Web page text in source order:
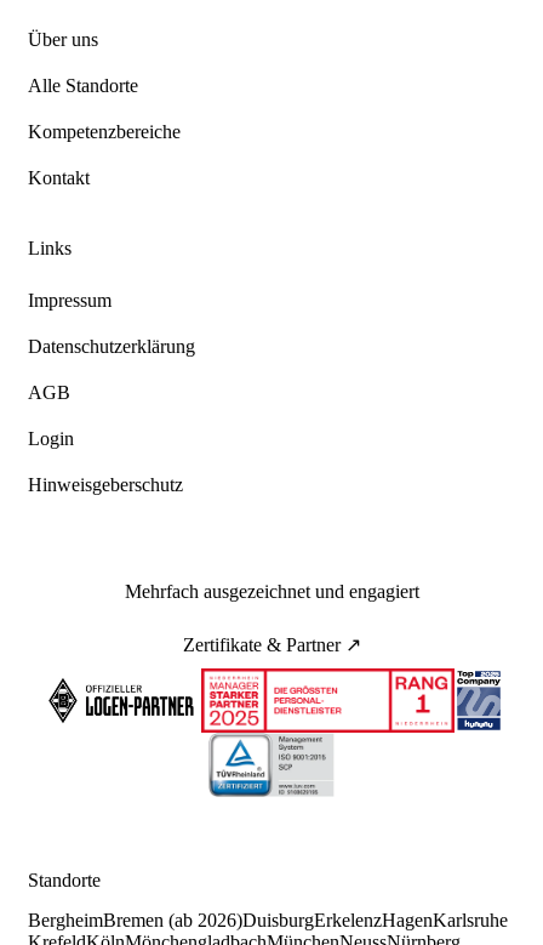
Über uns
Alle Standorte
Kompetenzbereiche
Kontakt
Links
Impressum
Datenschutzerklärung
AGB
Login
Hinweisgeberschutz
Mehrfach ausgezeichnet und engagiert
Zertifikate & Partner ↗
Standorte
BergheimBremen (ab 2026)DuisburgErkelenzHagenKarlsruhe